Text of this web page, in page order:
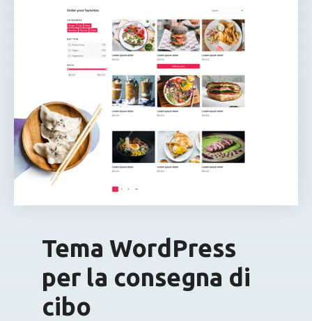
Tema WordPress
per la consegna di
cibo